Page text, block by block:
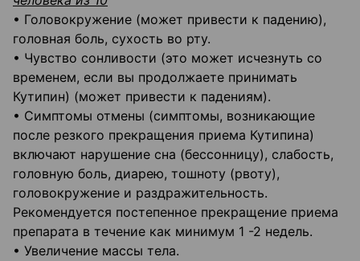
• Головокружение (может привести к падению),
головная боль, сухость во рту.
• Чувство сонливости (это может исчезнуть со
временем, если вы продолжаете принимать
Кутипин) (может привести к падениям).
• Симптомы отмены (симптомы, возникающие
после резкого прекращения приема Кутипина)
включают нарушение сна (бессонницу), слабость,
головную боль, диарею, тошноту (рвоту),
головокружение и раздражительность.
Рекомендуется постепенное прекращение приема
препарата в течение как минимум 1 -2 недель.
• Увеличение массы тела.